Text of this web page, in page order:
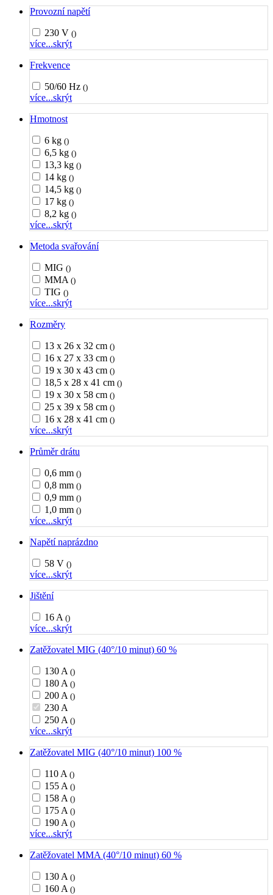
Provozní napětí
230 V ()
více...skrýt
Frekvence
50/60 Hz ()
více...skrýt
Hmotnost
6 kg ()
6,5 kg ()
13,3 kg ()
14 kg ()
14,5 kg ()
17 kg ()
8,2 kg ()
více...skrýt
Metoda svařování
MIG ()
MMA ()
TIG ()
více...skrýt
Rozměry
13 x 26 x 32 cm ()
16 x 27 x 33 cm ()
19 x 30 x 43 cm ()
18,5 x 28 x 41 cm ()
19 x 30 x 58 cm ()
25 x 39 x 58 cm ()
16 x 28 x 41 cm ()
více...skrýt
Průměr drátu
0,6 mm ()
0,8 mm ()
0,9 mm ()
1,0 mm ()
více...skrýt
Napětí naprázdno
58 V ()
více...skrýt
Jištění
16 A ()
více...skrýt
Zatěžovatel MIG (40°/10 minut) 60 %
130 A ()
180 A ()
200 A ()
230 A
250 A ()
více...skrýt
Zatěžovatel MIG (40°/10 minut) 100 %
110 A ()
155 A ()
158 A ()
175 A ()
190 A ()
více...skrýt
Zatěžovatel MMA (40°/10 minut) 60 %
130 A ()
160 A ()